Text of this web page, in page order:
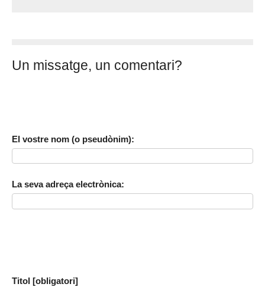
Un missatge, un comentari?
El vostre nom (o pseudònim):
La seva adreça electrònica:
Titol [obligatori]